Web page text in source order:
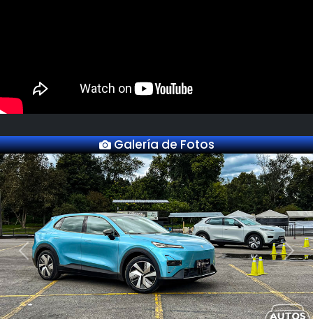
Galería de Fotos
Previous Next